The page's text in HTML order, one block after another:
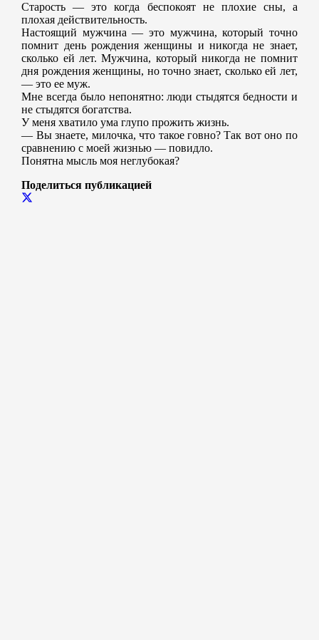
Старость — это когда беспокоят не плохие сны, а
плохая действительность.
Настоящий мужчина — это мужчина, который точно
помнит день рождения женщины и никогда не знает,
сколько ей лет. Мужчина, который никогда не помнит
дня рождения женщины, но точно знает, сколько ей лет,
— это ее муж.
Мне всегда было непонятно: люди стыдятся бедности и
не стыдятся богатства.
У меня хватило ума глупо прожить жизнь.
— Вы знаете, милочка, что такое говно? Так вот оно по
сравнению с моей жизнью ― повидло.
Понятна мысль моя неглубокая?
Поделиться публикацией